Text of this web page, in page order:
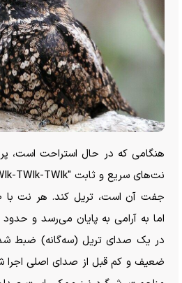
هنگامی که در حال استراحت است،
جفت آن است، تریل کند. هر نت با
ضعیف و کم قبل از صدای اصلی اجرا